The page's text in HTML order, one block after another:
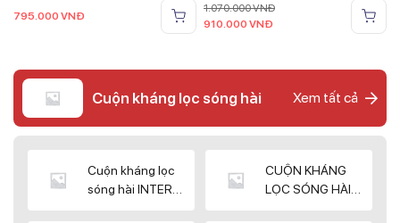
795.000 VNĐ
1.070.000VNĐ
910.000 VNĐ
Cuộn kháng lọc sóng hài Xem tất cả
Cuộn kháng lọc
sóng hài INTER
CUỘN KHÁNG
LỌC SÓNG HÀI